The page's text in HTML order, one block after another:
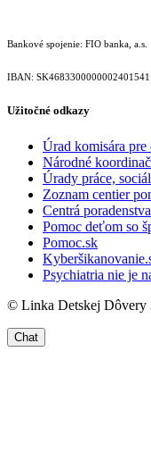
Bankové spojenie: FIO banka, a.s.
IBAN:
Užitočné odkazy
Úrad komisára pre
Národné
Úrady práce,
Zoznam centier
Centrá
Pomoc deťom so
Pomoc.sk
Psychiatria nie je
© Linka Detskej Dôvery